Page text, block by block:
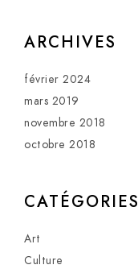
ARCHIVES
février 2024
mars 2019
novembre 2018
octobre 2018
CATÉGORIES
Art
Culture